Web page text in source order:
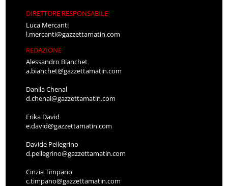
DIRETTORE RESPONSABILE
Luca Mercanti
l.mercanti@gazzettamatin.com
REDAZIONE
Alessandro Bianchet
a.bianchet@gazzettamatin.com
Danila Chenal
d.chenal@gazzettamatin.com
Erika David
e.david@gazzettamatin.com
Davide Pellegrino
d.pellegrino@gazzettamatin.com
Cinzia Timpano
c.timpano@gazzettamatin.com